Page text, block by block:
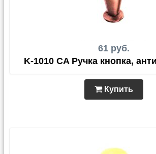
61 руб.
K-1010 CA Ручка кнопка,
Купить